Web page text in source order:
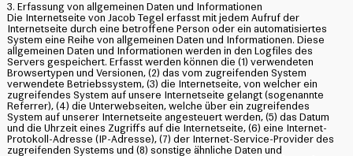
3. Erfassung von allgemeinen Daten und Informationen
Die Internetseite von Jacob Tegel erfasst mit jedem Aufruf der
Internetseite durch eine betroffene Person oder ein automatisiertes
System eine Reihe von allgemeinen Daten und Informationen. Diese
allgemeinen Daten und Informationen werden in den Logfiles des
Servers gespeichert. Erfasst werden können die (1) verwendeten
Browsertypen und Versionen, (2) das vom zugreifenden System
verwendete Betriebssystem, (3) die Internetseite, von welcher ein
zugreifendes System auf unsere Internetseite gelangt (sogenannte
Referrer), (4) die Unterwebseiten, welche über ein zugreifendes
System auf unserer Internetseite angesteuert werden, (5) das Datum
und die Uhrzeit eines Zugriffs auf die Internetseite, (6) eine Internet-
Protokoll-Adresse (IP-Adresse), (7) der Internet-Service-Provider des
zugreifenden Systems und (8) sonstige ähnliche Daten und